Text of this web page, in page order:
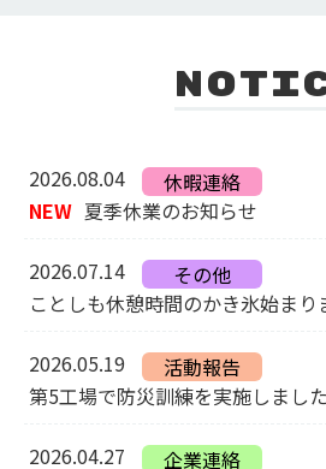
2026.08.04
休暇連絡
NEW 夏季休業のお知らせ
2026.07.14
その他
ことしも休憩時間のかき氷始まり
2026.05.19
活動報告
第5工場で防災訓練を実施しました
2026.04.27 企業連絡